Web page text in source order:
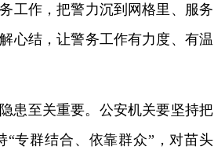
工作，把警力沉到网格里、服务
心结，让警务工作有力度、有温
患至关重要。公安机关要坚持把
专群结合、依靠群众”，对苗头